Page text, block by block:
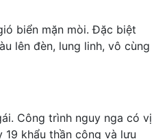
biển mặn mòi. Đặc biệt
lên đèn, lung linh, vô cùng
Công trình nguy nga có vị
khẩu thần công và lưu